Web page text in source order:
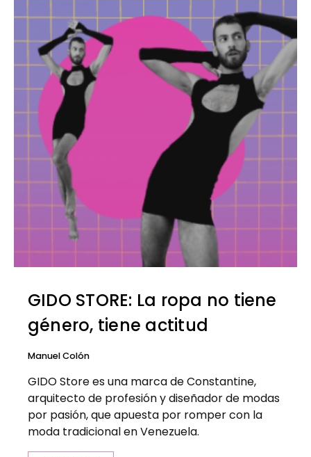
GIDO STORE: La ropa no tiene
género, tiene actitud
Manuel Colón
GIDO Store es una marca de Constantine,
arquitecto de profesión y diseñador de modas
por pasión, que apuesta por romper con la
moda tradicional en Venezuela.